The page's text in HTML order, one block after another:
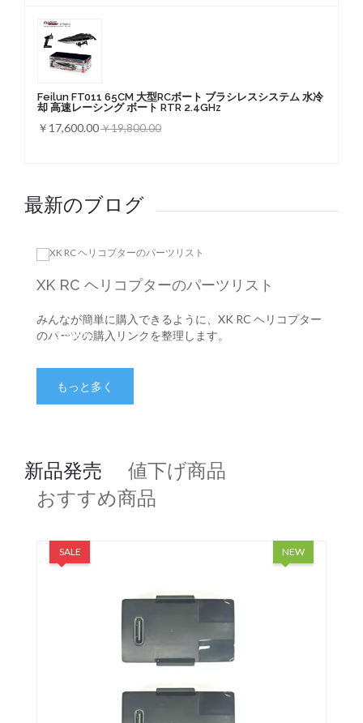
Feilun FT011 65CM 大型RCボート ブラシレスシステム 水冷
却 高速レーシング ボート RTR 2.4GHz
￥17,600.00￥19,800.00
最新のブログ
06-AUG
XK RC ヘリコプターのパーツリスト
みんなが簡単に購入できるように、XK RC ヘリコプター
のパーツの購入リンクを整理します。
もっと多く
新品発売
値下げ商品
おすすめ商品
SALE NEW